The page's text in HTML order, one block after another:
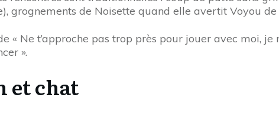
grognements de Noisette quand elle avertit Voyou de
« Ne t’approche pas trop près pour jouer avec moi,
».
et chat